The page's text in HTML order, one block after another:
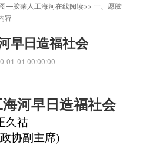
—胶莱人工海河在线阅读>> 一、愿胶
容
早日造福社会
01 00:00:00
河早日造福社会
久祜
协副主席)